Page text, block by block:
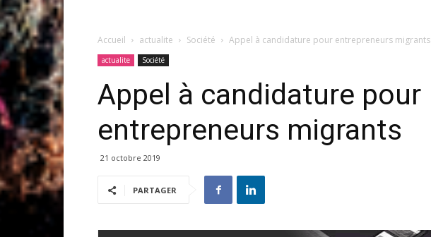
Accueil actualite Société Appel à candidature pour entrepreneurs migrants
actualite Société
Appel à candidature pour
entrepreneurs migrants
21 octobre 2019
PARTAGER